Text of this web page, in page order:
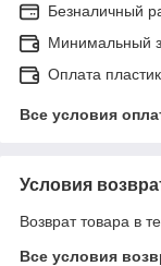
Безналичный
Минимальный
Оплата
Все условия
Условия
Возврат товара в
Все условия